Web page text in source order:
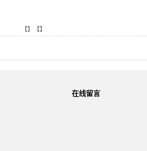
【】【】
在线留言